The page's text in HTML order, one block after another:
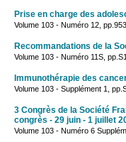
Prise en charge des
Volume 103 - Numéro 12,
Recommandations de la
Volume 103 - Numéro 11S,
Immunothérapie des
Volume 103 - Supplément 1,
3 Congrès de la Société
congrès - 29 juin - 1 juillet
Volume 103 - Numéro 6